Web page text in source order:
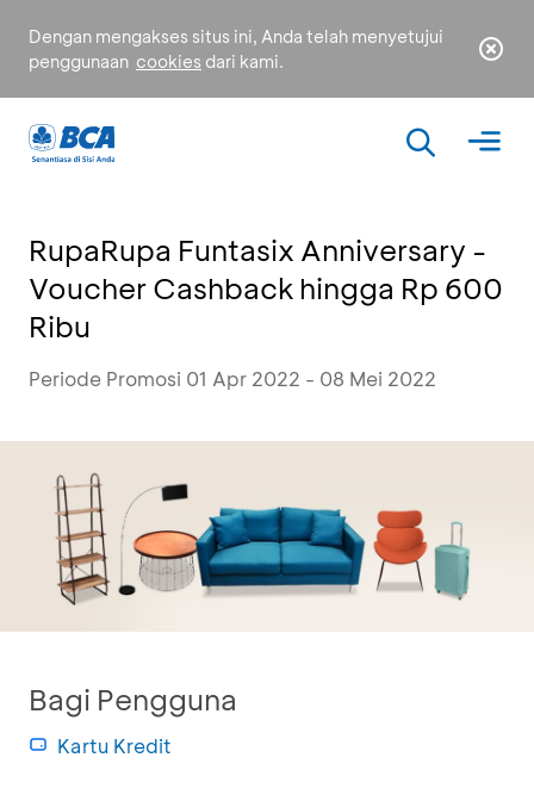
Dengan mengakses situs ini, Anda telah menyetujui
penggunaan cookies dari kami.
RupaRupa Funtasix Anniversary -
Voucher Cashback hingga Rp 600
Ribu
Periode Promosi 01 Apr 2022 - 08 Mei 2022
Bagi Pengguna
Kartu Kredit